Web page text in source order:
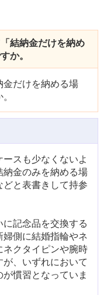
結納金だけを納め
か。
だけを納める場
スも少なくないよ
納金のみを納める場
と表書きして持参
記念品を交換する
側に結婚指輪やネ
クタイピンや腕時
、いずれにおいて
慣習となっていま